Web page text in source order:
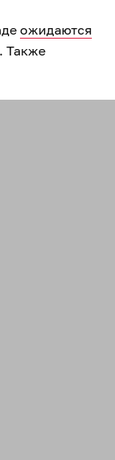
ожидаются
Также